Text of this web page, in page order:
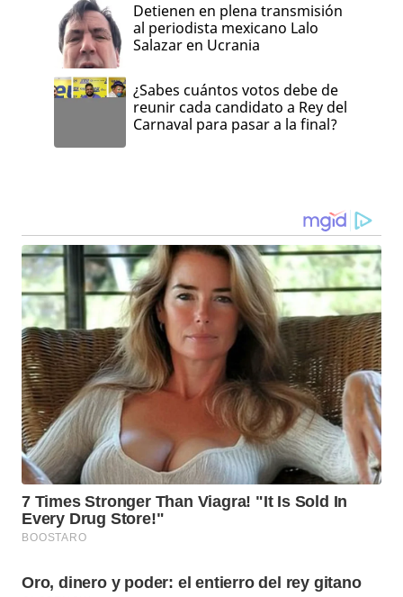
Detienen en plena transmisión
al periodista mexicano Lalo
Salazar en Ucrania
¿Sabes cuántos votos debe de
reunir cada candidato a Rey del
Carnaval para pasar a la final?